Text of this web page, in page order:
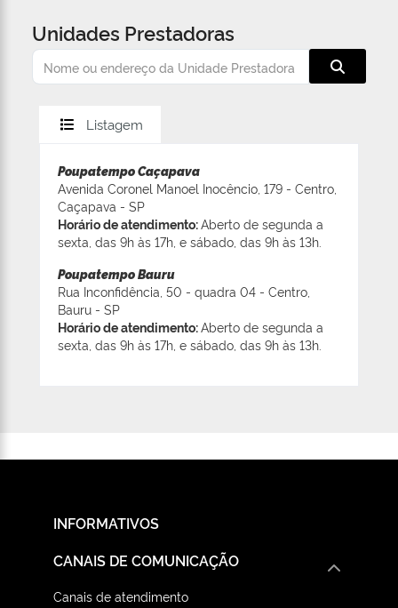
Unidades Prestadoras
Listagem
Poupatempo Caçapava
Avenida Coronel Manoel Inocêncio, 179 - Centro,
Caçapava - SP
Horário de atendimento:Aberto de segunda a
sexta, das 9h às 17h, e sábado, das 9h às 13h.
Poupatempo Bauru
Rua Inconfidência, 50 - quadra 04 - Centro,
Bauru - SP
Horário de atendimento:Aberto de segunda a
sexta, das 9h às 17h, e sábado, das 9h às 13h.
INFORMATIVOS
CANAIS DE COMUNICAÇÃO
Canais de atendimento